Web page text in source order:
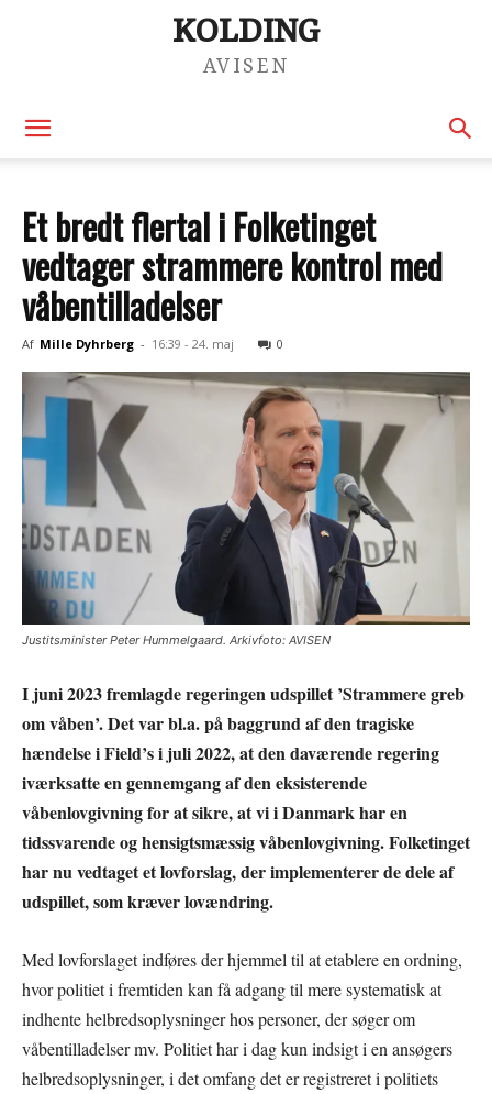
KOLDING
AVISEN
Et bredt flertal i Folketinget
vedtager strammere kontrol med
våbentilladelser
Af Mille Dyhrberg - 16:39 - 24. maj 0
Justitsminister Peter Hummelgaard. Arkivfoto: AVISEN
I juni 2023 fremlagde regeringen udspillet ’Strammere greb
om våben’. Det var bl.a. på baggrund af den tragiske
hændelse i Field’s i juli 2022, at den daværende regering
iværksatte en gennemgang af den eksisterende
våbenlovgivning for at sikre, at vi i Danmark har en
tidssvarende og hensigtsmæssig våbenlovgivning. Folketinget
har nu vedtaget et lovforslag, der implementerer de dele af
udspillet, som kræver lovændring.
Med lovforslaget indføres der hjemmel til at etablere en ordning,
hvor politiet i fremtiden kan få adgang til mere systematisk at
indhente helbredsoplysninger hos personer, der søger om
våbentilladelser mv. Politiet har i dag kun indsigt i en ansøgers
helbredsoplysninger, i det omfang det er registreret i politiets